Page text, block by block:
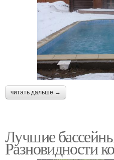
читать дальше →
Лучшие
Разновидности